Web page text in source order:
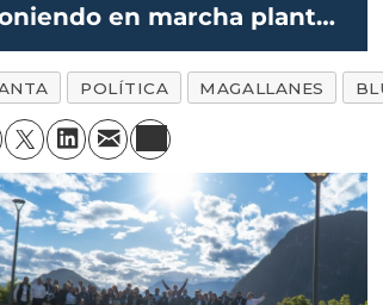
en marcha planta
POLÍTICA MAGALLANES